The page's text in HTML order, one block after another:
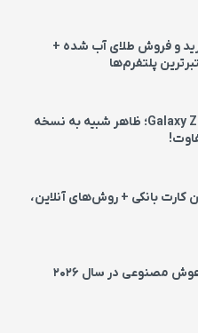
و فروش طلای آب شده +
پلتفرم‌ها
بررسی گوشی Galaxy Z Flip8؛ ظاهر شبیه به نسخه
بانکی + روش‌های آنلاین،
مصنوعی در سال ۲۰۲۶